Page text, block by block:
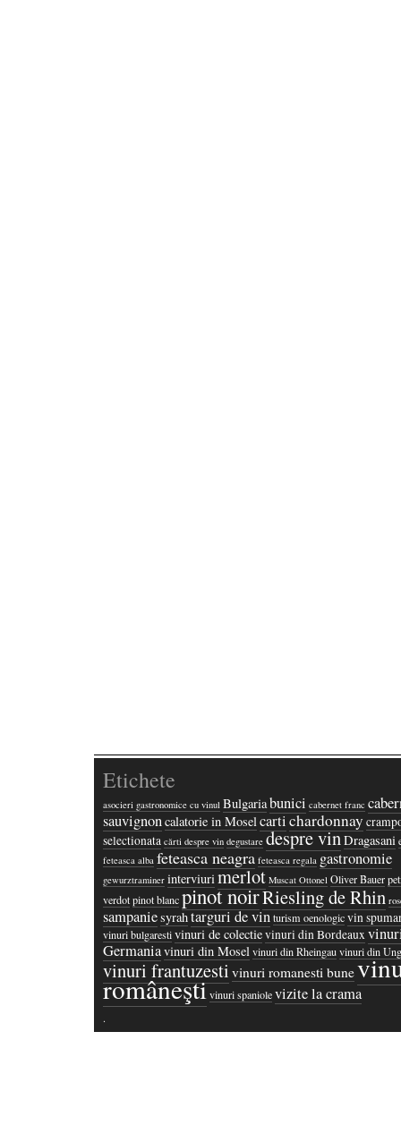
Etichete
asocieri gastronomice cu vinul Bulgariabunici cabernet franc
sauvignoncalatorie in Mosel cartichardonnay
selectionata cărti despre vin degustare despre vinDragasani
feteasca alba feteasca neagra feteasca regala gastronomie
gewurztraminer interviuri merlot Muscat Ottonel Oliver Bauer
verdotpinot blancpinot noirRiesling de Rhin
sampaniesyrahtarguri de vinturism oenologicvin
vinuri bulgarestivinuri de colectievinuri din Bordeaux
Germaniavinuri din Mosel vinuri din Rheingauvinuri din
vinuri frantuzesti vinuri romanesti bune
româneştivinuri spaniolevizite la crama
·